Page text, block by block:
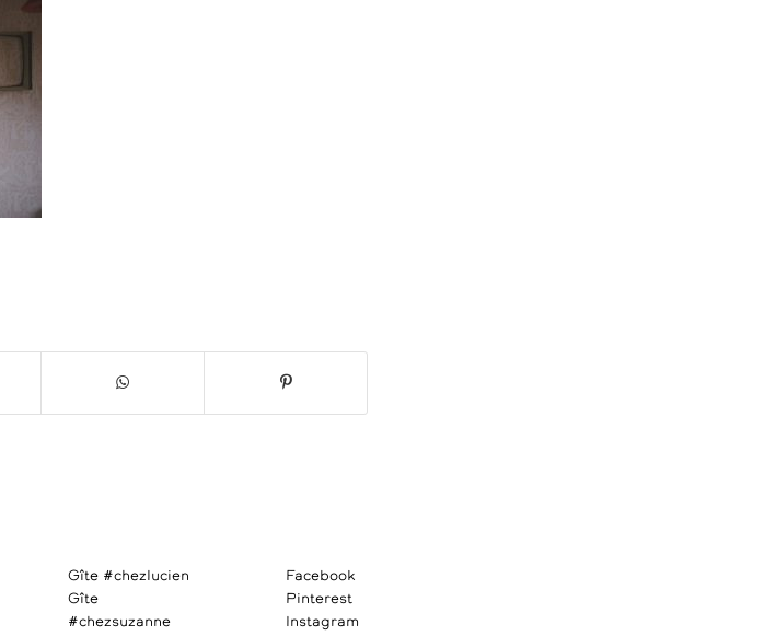
Gîte #chezlucien
Gîte
#chezsuzanne
Facebook
Pinterest
Instagram